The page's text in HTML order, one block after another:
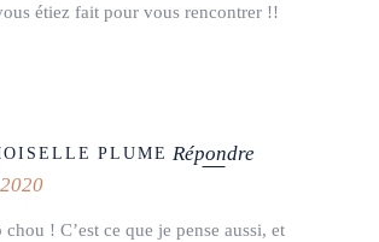
étiez fait pour vous rencontrer !!
PLUME Répondre
chou ! C’est ce que je pense aussi, et